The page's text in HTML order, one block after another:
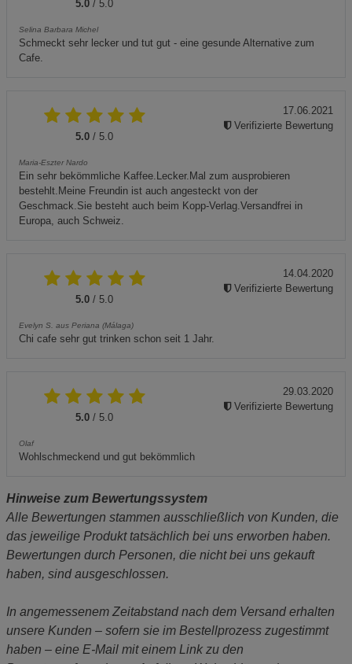
5.0 / 5.0
Selina Barbara Michel
Schmeckt sehr lecker und tut gut - eine gesunde Alternative zum
Cafe.
5.0 / 5.0
Maria-Eszter Nardo
Ein sehr bekömmliche Kaffee.Lecker.Mal zum ausprobieren
bestehlt.Meine Freundin ist auch angesteckt von der
Geschmack.Sie besteht auch beim Kopp-Verlag.Versandfrei in
Europa, auch Schweiz.
17.06.2021
Verifizierte Bewertung
5.0 / 5.0
Evelyn S. aus Periana (Málaga)
Chi cafe sehr gut trinken schon seit 1 Jahr.
14.04.2020
Verifizierte Bewertung
5.0 / 5.0
Olaf
Wohlschmeckend und gut bekömmlich
29.03.2020
Verifizierte Bewertung
Hinweise zum Bewertungssystem
Alle Bewertungen stammen ausschließlich von Kunden, die
das jeweilige Produkt tatsächlich bei uns erworben haben.
Bewertungen durch Personen, die nicht bei uns gekauft
haben, sind ausgeschlossen.
In angemessenem Zeitabstand nach dem Versand erhalten
unsere Kunden – sofern sie im Bestellprozess zugestimmt
haben – eine E-Mail mit einem Link zu den